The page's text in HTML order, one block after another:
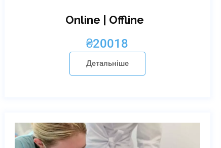
Online | Offline
₴20018
Детальніше